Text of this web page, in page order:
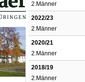
2.Männer
2022/23
2.Männer
2020/21
2.Männer
2018/19
2.Männer